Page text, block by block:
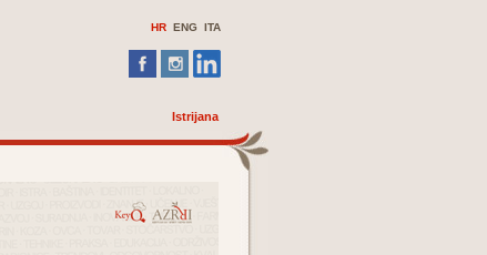
HR ENG ITA
Istrijana